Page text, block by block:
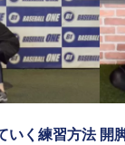
いく練習方法 開